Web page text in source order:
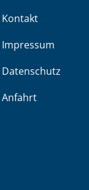
Kontakt
Impressum
Datenschutz
Anfahrt